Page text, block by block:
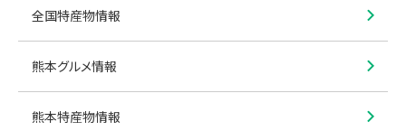
全国特産物情報
熊本グルメ情報
熊本特産物情報